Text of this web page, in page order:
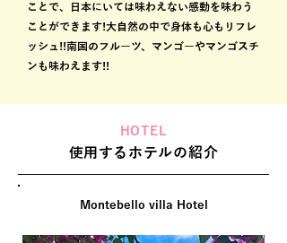
ことで、日本にいては味わえない感動を味わう
ことができます!大自然の中で身体も心もリフレ
ッシュ!!南国のフルーツ、マンゴーやマンゴスチ
ンも味わえます!!
HOTEL
使用するホテルの紹介
Montebello villa Hotel